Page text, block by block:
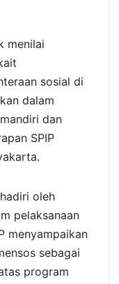
menilai
sosial di
dalam
dan
SPIP
oleh
pelaksanaan
menyampaikan
sebagai
program